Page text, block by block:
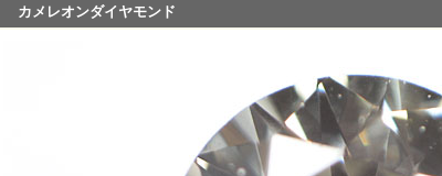
カメレオンダイヤモンド